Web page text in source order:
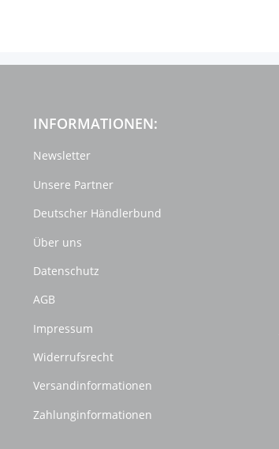
INFORMATIONEN:
Newsletter
Unsere Partner
Deutscher Händlerbund
Über uns
Datenschutz
AGB
Impressum
Widerrufsrecht
Versandinformationen
Zahlunginformationen